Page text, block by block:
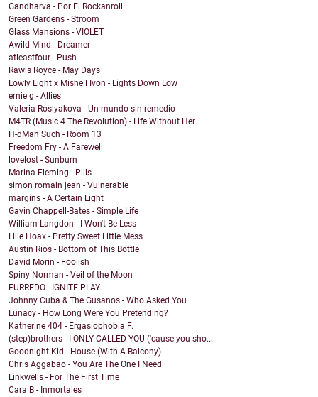
Gandharva - Por El Rockanroll
Green Gardens - Stroom
Glass Mansions - VIOLET
Awild Mind - Dreamer
atleastfour - Push
Rawls Royce - May Days
Lowly Light x Mishell Ivon - Lights Down Low
ernie g - Allies
Valeria Roslyakova - Un mundo sin remedio
M4TR (Music 4 The Revolution) - Life Without Her
H-dMan Such - Room 13
Freedom Fry - A Farewell
lovelost - Sunburn
Marina Fleming - Pills
simon romain jean - Vulnerable
margins - A Certain Light
Gavin Chappell-Bates - Simple Life
William Langdon - I Won't Be Less
Lilie Hoax - Pretty Sweet Little Mess
Austin Rios - Bottom of This Bottle
David Morin - Foolish
Spiny Norman - Veil of the Moon
FURREDO - IGNITE PLAY
Johnny Cuba & The Gusanos - Who Asked You
Lunacy - How Long Were You Pretending?
Katherine 404 - Ergasiophobia F.
(step)brothers - I ONLY CALLED YOU ('cause you sho...
Goodnight Kid - House (With A Balcony)
Chris Aggabao - You Are The One I Need
Linkwells - For The First Time
Cara B - Inmortales